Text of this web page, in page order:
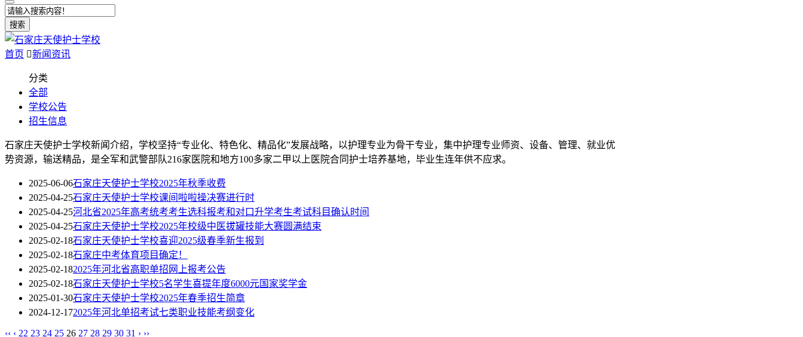
搜索
首页 新闻资讯
分类
全部
学校公告
招生信息
石家庄天使护士学校新闻介绍，学校坚持“专业化、特色化、精品化”发展战略，以护理专业为骨干专业，集中护理专业师资、设备、管理、就业优
势资源，输送精品，是全军和武警部队216家医院和地方100多家二甲以上医院合同护士培养基地，毕业生连年供不应求。
2025-06-06石家庄天使护士学校2025年秋季收费
2025-04-25石家庄天使护士学校课间啦啦操决赛进行时
2025-04-25河北省2025年高考统考考生选科报考和对口升学考生考试科目确认时间
2025-04-25石家庄天使护士学校2025年校级中医拔罐技能大赛圆满结束
2025-02-18石家庄天使护士学校喜迎2025级春季新生报到
2025-02-18石家庄中考体育项目确定！
2025-02-182025年河北省高职单招网上报考公告
2025-02-18石家庄天使护士学校5名学生喜提年度6000元国家奖学金
2025-01-30石家庄天使护士学校2025年春季招生简章
2024-12-172025年河北单招考试七类职业技能考纲变化
‹‹ ‹ 22 23 24 25 26 27 28 29 30 31 › ››